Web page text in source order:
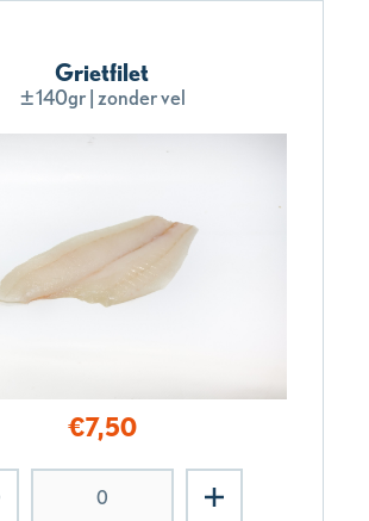
Grietfilet
±140gr | zonder vel
€7,50